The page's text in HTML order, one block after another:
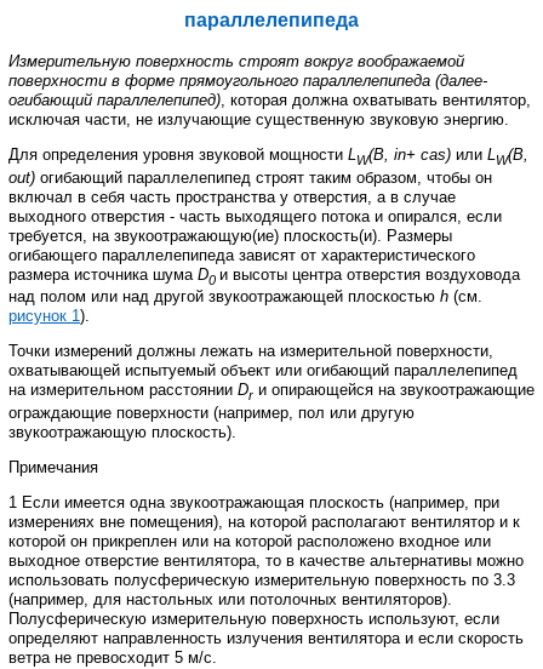
параллелепипеда
Измерительную поверхность строят вокруг воображаемой
поверхности в форме прямоугольного параллелепипеда (далее-
огибающий параллелепипед), которая должна охватывать вентилятор,
исключая части, не излучающие существенную звуковую энергию.
Для определения уровня звуковой мощности LW(B, in+ cas) или LW(B,
out) огибающий параллелепипед строят таким образом чтобы он
включал в себя часть пространства у отверстия а в случае
выходного отверстия - часть выходящего потока и опирался если
требуется на звукоотражающую(ие) плоскость(и).
Размеры
огибающего параллелепипеда зависят от характеристического
размера источника шума D0 и высоты центра отверстия воздуховода
над полом или над другой звукоотражающей плоскостью h (см.
рисунок 1).
Точки измерений должны лежать на измерительной поверхности,
охватывающей испытуемый объект или огибающий параллелепипед
на измерительном расстоянии Dr и опирающейся на звукоотражающие
ограждающие поверхности (например, пол или другую
звукоотражающую плоскость).
Примечания
1 Если имеется одна звукоотражающая плоскость (например, при
измерениях вне помещения), на которой располагают вентилятор и к
которой он прикреплен или на которой расположено входное или
выходное отверстие вентилятора, то в качестве альтернативы можно
использовать полусферическую измерительную поверхность по 3.3
(например, для настольных или потолочных вентиляторов).
Полусферическую измерительную поверхность используют, если
определяют направленность излучения вентилятора и если скорость
ветра не превосходит 5 м/с.